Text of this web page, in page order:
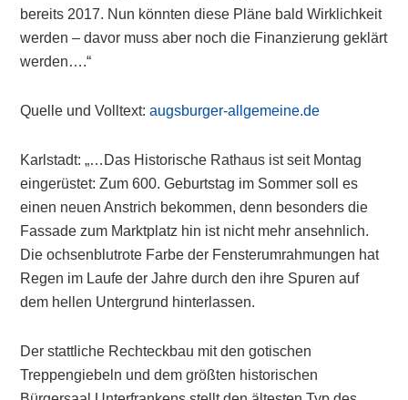
bereits 2017. Nun könnten diese Pläne bald Wirklichkeit
werden – davor muss aber noch die Finanzierung geklärt
werden….“
Quelle und Volltext:augsburger-allgemeine.de
Karlstadt: „…Das Historische Rathaus ist seit Montag
eingerüstet: Zum 600. Geburtstag im Sommer soll es
einen neuen Anstrich bekommen, denn besonders die
Fassade zum Marktplatz hin ist nicht mehr ansehnlich.
Die ochsenblutrote Farbe der Fensterumrahmungen hat
Regen im Laufe der Jahre durch den ihre Spuren auf
dem hellen Untergrund hinterlassen.
Der stattliche Rechteckbau mit den gotischen
Treppengiebeln und dem größten historischen